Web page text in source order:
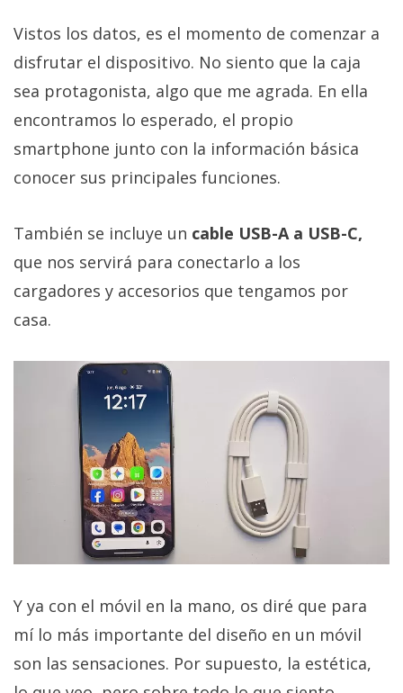
Vistos los datos, es el momento de comenzar a
disfrutar el dispositivo. No siento que la caja
sea protagonista, algo que me agrada. En ella
encontramos lo esperado, el propio
smartphone junto con la información básica
conocer sus principales funciones.
También se incluye un cable USB-A a USB-C,
que nos servirá para conectarlo a los
cargadores y accesorios que tengamos por
casa.
Y ya con el móvil en la mano, os diré que para
mí lo más importante del diseño en un móvil
son las sensaciones. Por supuesto, la estética,